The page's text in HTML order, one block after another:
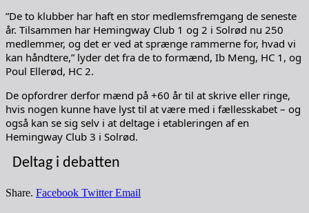
”De to klubber har haft en stor medlemsfremgang de seneste
år. Tilsammen har Hemingway Club 1 og 2 i Solrød nu 250
medlemmer, og det er ved at sprænge rammerne for, hvad vi
kan håndtere,” lyder det fra de to formænd, Ib Meng, HC 1, og
Poul Ellerød, HC 2.
De opfordrer derfor mænd på +60 år til at skrive eller ringe,
hvis nogen kunne have lyst til at være med i fællesskabet – og
også kan se sig selv i at deltage i etableringen af en
Hemingway Club 3 i Solrød.
Deltag i debatten
Share. Facebook Twitter Email